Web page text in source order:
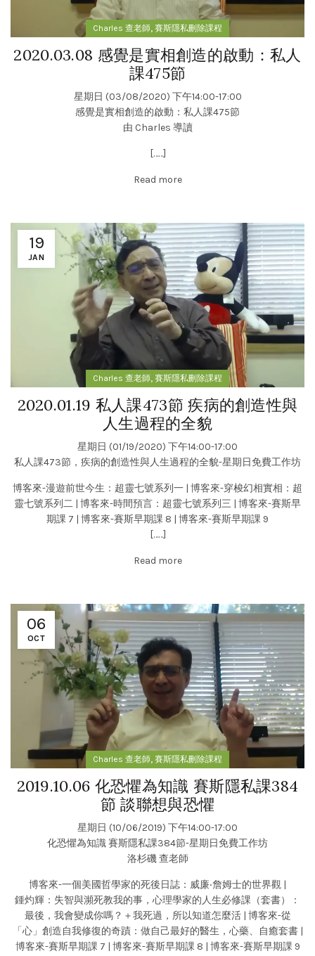
Charles 查老師, 賽斯隱私刪除課程
2020.03.08 感覺是實相創造的啟動：私人
課475節
星期日 (03/08/2020) 下午14:00-17:00
感覺是實相創造的啟動：私人課475節
由 Charles 導讀
[……]
Read more
19
JAN
Charles 查老師, 賽斯隱私刪除課程
2020.01.19 私人課473節 疾病的創造性與
人生過程的全貌
星期日 (01/19/2020) 下午14:00-17:00
私人課473節，疾病的創造性與人生過程的全貌-星期日免費工作坊
博客來-漫遊前世今生：超靈七號系列一 | 博客來-穿梭幻相實相：超
靈七號系列二 | 博客來-時間預言：超靈七號系列三 | 博客來-賽斯早
期課 7 | 博客來-賽斯早期課 8 | 博客來-賽斯早期課 9
[……]
Read more
06
OCT
Charles 查老師, 賽斯隱私刪除課程
2019.10.06 化恐懼為知識 賽斯隱私課384
節 談聯想與恐懼
星期日 (10/06/2019) 下午14:00-17:00
化恐懼為知識 賽斯隱私課384節-星期日免費工作坊
洛杉磯 查老師
博客來-一個美國哲學家的死後日誌：威廉‧詹姆士的世界觀 |
鍾灼輝：失智與瀕死教我的事，心理學家的人生必修課（套書）：
最後，我會變成你嗎？＋我死過，所以知道怎麼活| 博客來-從
「心」創造自我修復的奇蹟：做自己最好的醫生，心藥、自癒套書|
博客來-賽斯早期課 7 | 博客來-賽斯早期課 8 | 博客來-賽斯早期課 9